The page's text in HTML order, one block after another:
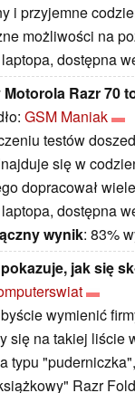
i przyjemne
możliwości na
dostępna
Motorola Razr 70
GSM Maniak
testów
się w
dopracował
dostępna
wynik: 83%
jak się
wymienić
się na takiej liście
typu
Razr